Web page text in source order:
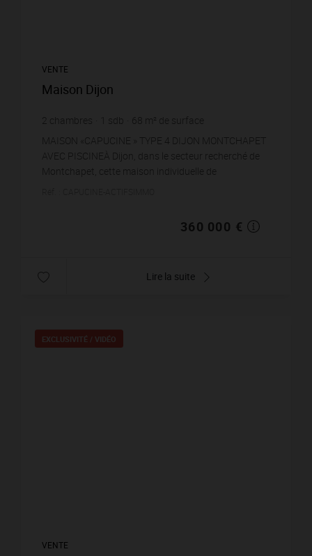
VENTE
Maison Dijon
2 chambres sdb 68 m² de surface
443 m² de terrain 5 294,12 € prix / m²
MAISON «CAPUCINE » TYPE 4 DIJON MONTCHAPET
AVEC PISCINEÀ Dijon, dans le secteur recherché de
Montchapet, cette maison individuelle de
360 000 €
Lire la suite
EXCLUSIVITÉ / VIDÉO
VENTE